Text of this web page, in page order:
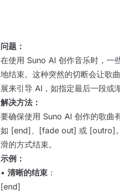
问题：
在使用 Suno AI 创作音乐时，一
地结束。这种突然的切断会让歌
展来引导 AI，如指定最后一段或
解决方法：
要确保使用 Suno AI 创作的歌曲
如 [end]、[fade out] 或 [outro]
滑的方式结束。
示例：
• 清晰的结束 ：
[end]